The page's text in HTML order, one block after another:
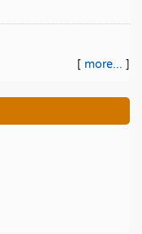
[ more... ]